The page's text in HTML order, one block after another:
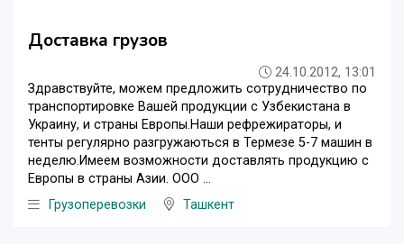
Доставка грузов
24.10.2012, 13:01
Здравствуйте, можем предложить сотрудничество по
транспортировке Вашей продукции с Узбекистана в
Украину, и страны Европы.Наши рефрежираторы, и
тенты регулярно разгружаються в Термезе 5-7 машин в
неделю.Имеем возможности доставлять продукцию с
Европы в страны Азии. ООО ...
Грузоперевозки
Ташкент